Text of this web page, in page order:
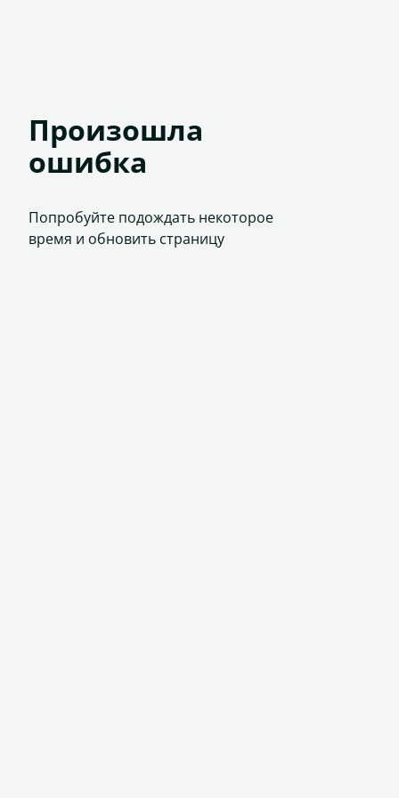
Произошла
ошибка
Попробуйте подождать некоторое
время и обновить страницу